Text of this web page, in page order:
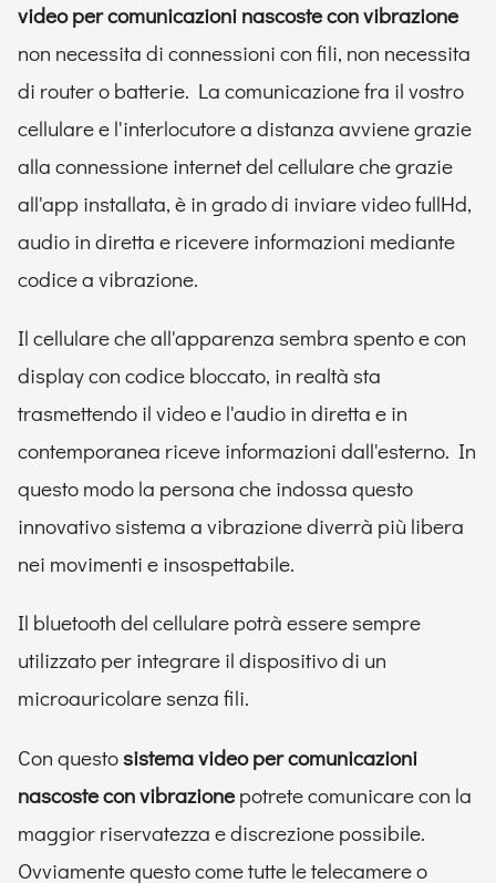
video per comunicazioni nascoste con vibrazione
non necessita di connessioni con fili, non necessita
di router o batterie. La comunicazione fra il vostro
cellulare e l'interlocutore a distanza avviene grazie
alla connessione internet del cellulare che grazie
all'app installata, è in grado di inviare video fullHd,
audio in diretta e ricevere informazioni mediante
codice a vibrazione.
Il cellulare che all'apparenza sembra spento e con
display con codice bloccato, in realtà sta
trasmettendo il video e l'audio in diretta e in
contemporanea riceve informazioni dall'esterno. In
questo modo la persona che indossa questo
innovativo sistema a vibrazione diverrà più libera
nei movimenti e insospettabile.
Il bluetooth del cellulare potrà essere sempre
utilizzato per integrare il dispositivo di un
microauricolare senza fili.
Con questosistema video per comunicazioni
nascoste con vibrazionepotrete comunicare con la
maggior riservatezza e discrezione possibile.
Ovviamente questo come tutte le telecamere o